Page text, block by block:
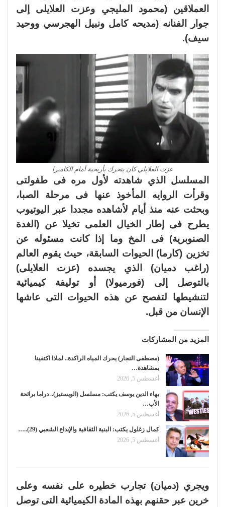
العملاقين (محمود المليجي وعزت العلايلى إلى
جوار الفنانه (مديحه كامل ونبيل الهجرسي ووحيد
سيف).
عزت العلايلي كان يتحرك بأريحية أمام الكاميرا
المسلسل الذي شاهدته لأول مره فى طفولتى
وقرأت الروايه المأخوذ عنها فى مرحلة الصبا،
وبحثت عنه منذ أيام لأشاهده مجددا عبر اليوتيوب
يطرح فى إطار الخيال العلمى تخيلا عن (الغدة
الصنوبرية) فى المخ وما إذا كانت مسئوله عن
تخزين (كارما) الحيوات السابقة، حيث يقوم العالم
(راغب دميان) الذي يجسده (عزت العلايلى)
بالتوصل إلى (فورميولا) أو توليفة كيميائية
لتنشيطها لتفصح عن هذه الحيوات التى عاشها
الإنسان من قبل.
المزيد من المشاركات
(مصطفى النجار) يحرك المياه الراكدة.. لماذا اكتفينا
بمشاهدة…
أغسطس 5, 2026
بهاء الدين يوسف يكتب: مسلسل (الويستيز).. دراما برائحة
الأب…
أغسطس 5, 2026
كمال زغلول يكتب: البنية الثقافية والإبداع الشعبي (29)..…
أغسطس 5, 2026
ويجري (دميان) تجارب خطيره على نفسه وعلى
خرين عبر حقنهم بهذه المادة الكيميائية التى توصل